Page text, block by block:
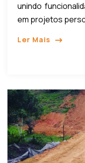
unindo
em projetos
Ler Mais